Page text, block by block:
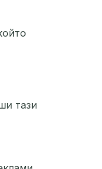
тази